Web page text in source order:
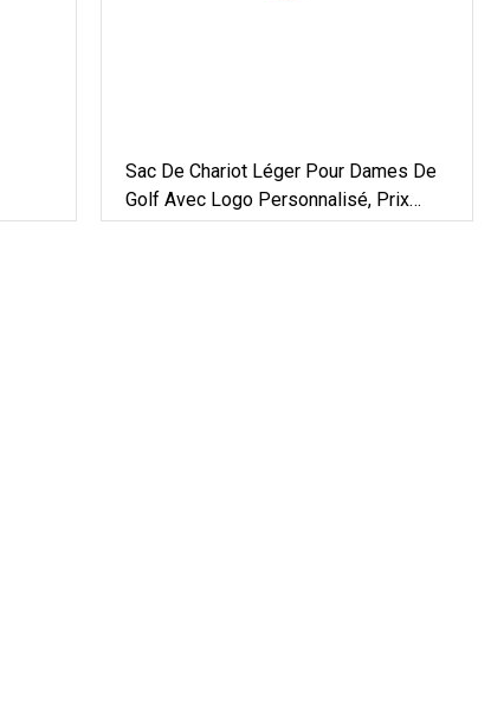
Sac De Chariot Léger Pour Dames De
Golf Avec Logo Personnalisé, Prix
D'usine